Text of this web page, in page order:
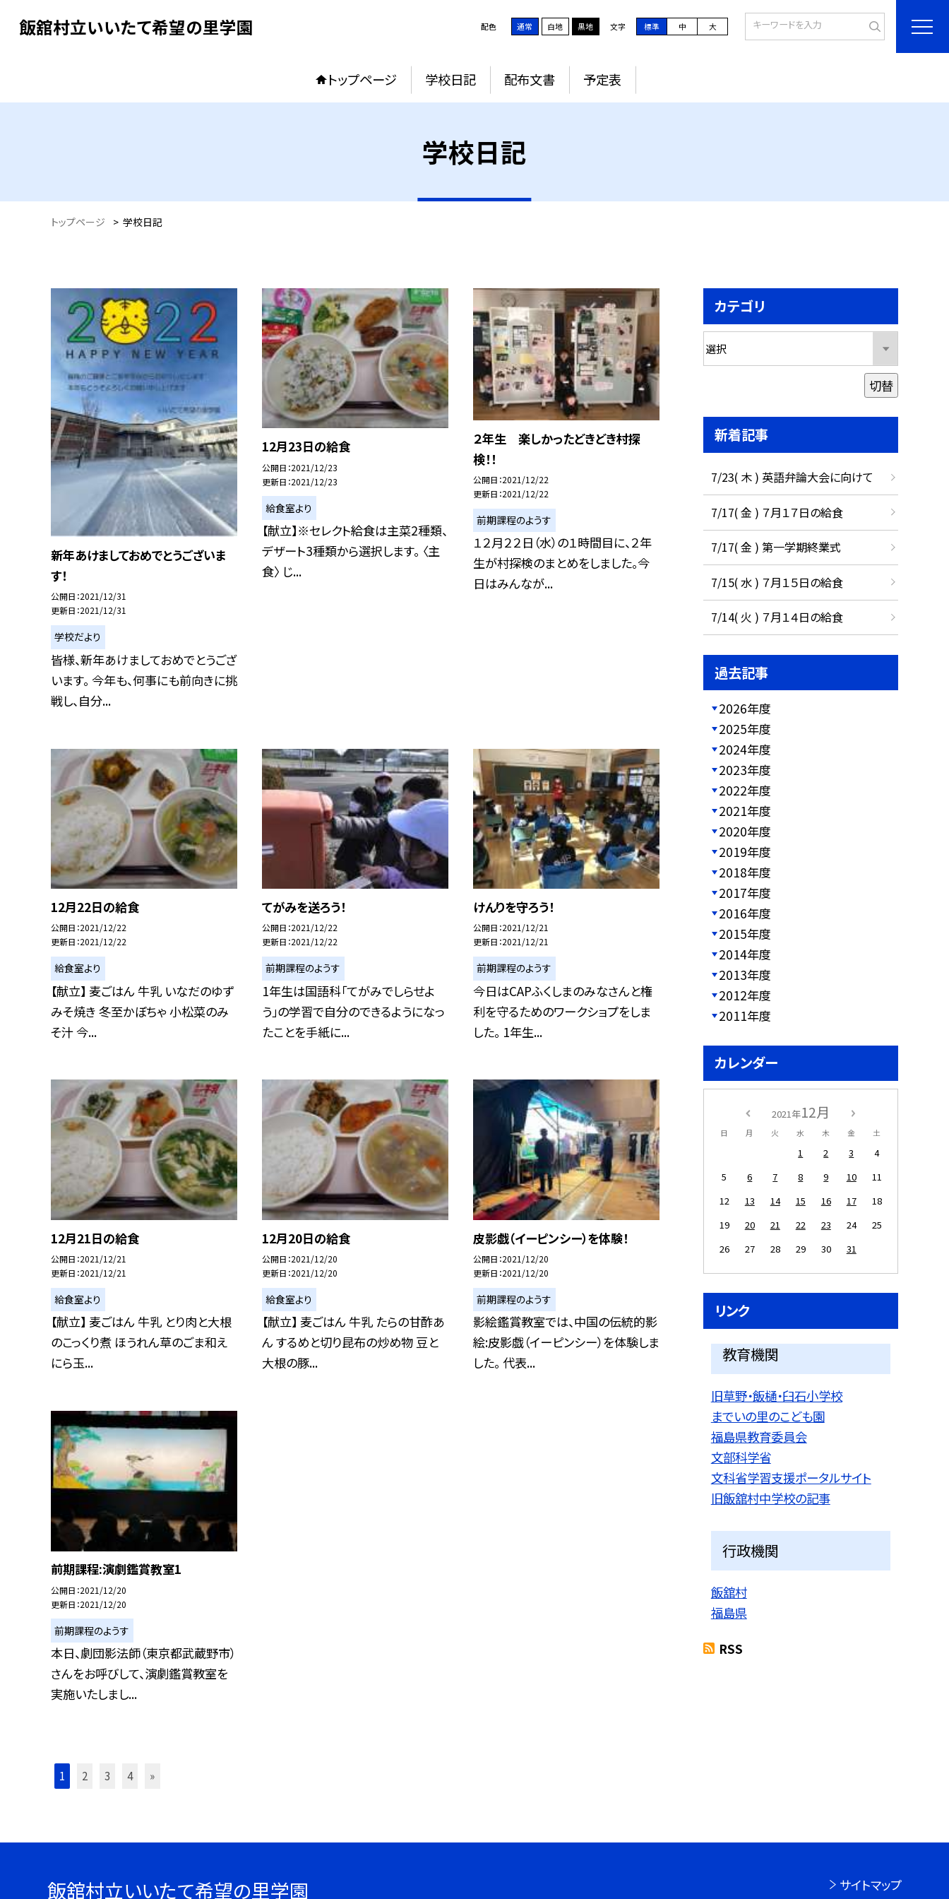
飯舘村立いいたて希望の里学園 配色 通常 白地 黒地 文字 標準 中 大
トップページ 学校日記 配布文書 予定表
学校日記
トップページ > 学校日記
新年あけましておめでとうございま
す！
公開日 2021/12/31
更新日 2021/12/31
学校だより
皆様、新年あけましておめでとうござ
います。 今年も、何事にも前向きに挑
戦し、自分...
12月23日の給食
公開日 2021/12/23
更新日 2021/12/23
給食室より
【献立】※セレクト給食は主菜2種類、
デザート3種類から選択します。 〈主
食〉 じ...
２年生 楽しかったどきどき村探
検！！
公開日 2021/12/22
更新日 2021/12/22
前期課程のようす
１２月２２日（水）の１時間目に、２年
生が村探検のまとめをしました。今
日はみんなが...
12月22日の給食
公開日 2021/12/22
更新日 2021/12/22
給食室より
【献立】 麦ごはん 牛乳 いなだのゆず
みそ焼き 冬至かぼちゃ 小松菜のみ
そ汁 今...
てがみを送ろう！
公開日 2021/12/22
更新日 2021/12/22
前期課程のようす
1年生は国語科「てがみでしらせよ
う」の学習で自分のできるようになっ
たことを手紙に...
けんりを守ろう！
公開日 2021/12/21
更新日 2021/12/21
前期課程のようす
今日はCAPふくしまのみなさんと権
利を守るためのワークショプをしま
した。 1年生...
12月21日の給食
公開日 2021/12/21
更新日 2021/12/21
給食室より
【献立】 麦ごはん 牛乳 とり肉と大根
のこっくり煮 ほうれん草のごま和え
にら玉...
12月20日の給食
公開日 2021/12/20
更新日 2021/12/20
給食室より
【献立】 麦ごはん 牛乳 たらの甘酢あ
ん するめと切り昆布の炒め物 豆と
大根の豚...
皮影戯（イーピンシー）を体験！
公開日 2021/12/20
更新日 2021/12/20
前期課程のようす
影絵鑑賞教室では、中国の伝統的影
絵:皮影戯（イーピンシー）を体験しま
した。 代表...
前期課程:演劇鑑賞教室1
公開日 2021/12/20
更新日 2021/12/20
前期課程のようす
本日、劇団影法師（東京都武蔵野市）
さんをお呼びして、演劇鑑賞教室を
実施いたしまし...
1 2 3 4 »
カテゴリ
切替
新着記事
7/23( 木 ) 英語弁論大会に向けて
7/17( 金 ) ７月１７日の給食
7/17( 金 ) 第一学期終業式
7/15( 水 ) ７月１５日の給食
7/14( 火 ) ７月１４日の給食
過去記事
2026年度
2025年度
2024年度
2023年度
2022年度
2021年度
2020年度
2019年度
2018年度
2017年度
2016年度
2015年度
2014年度
2013年度
2012年度
2011年度
カレンダー
2021年12月
日 月 火 水 木 金 土
1 2 3
4
5
6 7 8 9 10
11
12
13 14 15 16 17
18
19
20 21 22 23 24
25
26
27 28 29 30 31
リンク
教育機関
旧草野・飯樋・臼石小学校
までいの里のこども園
福島県教育委員会
文部科学省
文科省学習支援ポータルサイト
旧飯舘村中学校の記事
行政機関
飯舘村
福島県
RSS
飯舘村立いいたて希望の里学園 サイトマップ